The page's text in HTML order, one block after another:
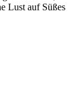
Lust auf Süßes